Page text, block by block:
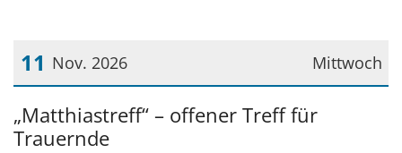
Mittwoch
11 Nov. 2026
Datum: 11. November 2026
„Matthiastreff“ – offener Treff für
Trauernde